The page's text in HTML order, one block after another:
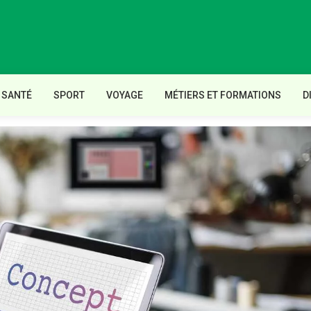
SANTÉ SPORT VOYAGE MÉTIERS ET FORMATIONS